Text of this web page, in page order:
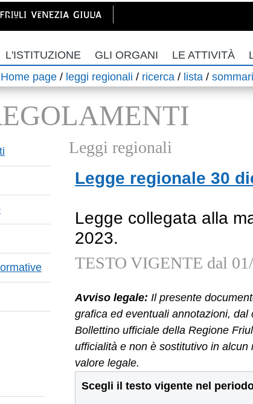
L'ISTITUZIONE GLI ORGANI LE ATTIVITÀ
Home page / leggi regionali / ricerca / lista /
Leggi regionali
Legge regionale 30
Legge collegata alla
2023.
TESTO VIGENTE dal
Avviso legale: Il presente
grafica ed eventuali annotazioni,
Bollettino ufficiale della Regione
ufficialità e non è sostitutivo in
valore legale.
Scegli il testo vigente nel